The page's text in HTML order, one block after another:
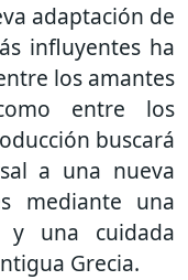
adaptación de
influyentes ha
los amantes
entre los
buscará
a una nueva
mediante una
y una cuidada
Grecia.